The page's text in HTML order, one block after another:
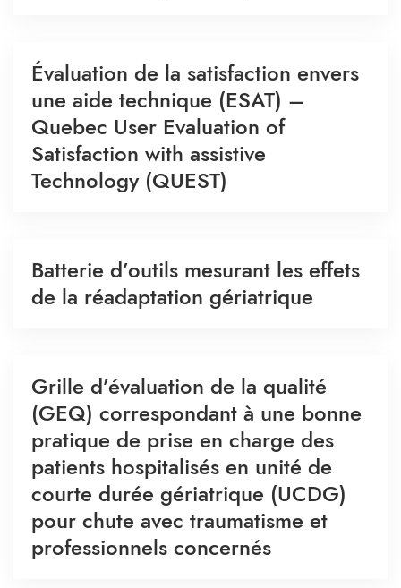
Évaluation de la satisfaction envers
une aide technique (ESAT) –
Quebec User Evaluation of
Satisfaction with assistive
Technology (QUEST)
Batterie d’outils mesurant les effets
de la réadaptation gériatrique
Grille d’évaluation de la qualité
(GEQ) correspondant à une bonne
pratique de prise en charge des
patients hospitalisés en unité de
courte durée gériatrique (UCDG)
pour chute avec traumatisme et
professionnels concernés